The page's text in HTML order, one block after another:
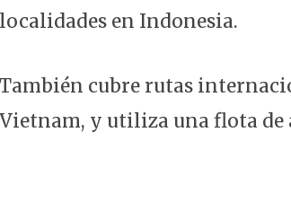
localidades en Indonesia.
También cubre rutas
Vietnam, y utiliza una flota de